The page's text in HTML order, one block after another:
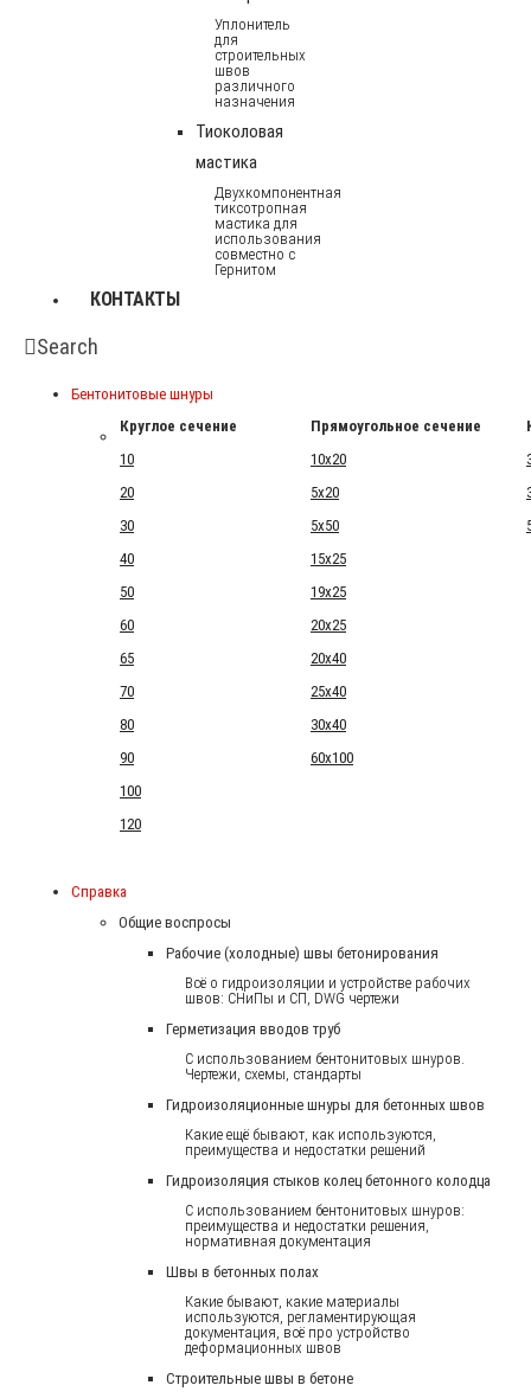
Уплонитель
для
строительных
швов
различного
назначения
Тиоколовая
мастика
Двухкомпонентная
тиксотропная
мастика для
использования
совместно с
Гернитом
КОНТАКТЫ
Search
Бентонитовые шнуры
Круглое сечение
Прямоугольное сечение
10
10x20
20
5x20
30
5x50
40
15x25
50
19x25
60
20x25
65
20x40
70
25x40
80
30x40
90
60x100
100
120
Справка
Общие воспросы
Рабочие (холодные) швы бетонирования
Всё о гидроизоляции и устройстве рабочих
швов: СНиПы и СП, DWG чертежи
Герметизация вводов труб
С использованием бентонитовых шнуров.
Чертежи, схемы, стандарты
Гидроизоляционные шнуры для бетонных швов
Какие ещё бывают, как используются,
преимущества и недостатки решений
Гидроизоляция стыков колец бетонного колодца
С использованием бентонитовых шнуров:
преимущества и недостатки решения,
нормативная документация
Швы в бетонных полах
Какие бывают, какие материалы
используются, регламентирующая
документация, всё про устройство
деформационных швов
Строительные швы в бетоне